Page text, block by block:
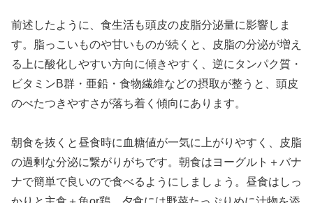
前述したように、食生活も頭皮の皮脂分泌量に影響しま
す。脂っこいものや甘いものが続くと、皮脂の分泌が増え
る上に酸化しやすい方向に傾きやすく、逆にタンパク質・
ビタミンB群・亜鉛・食物繊維などの摂取が整うと、頭皮
のべたつきやすさが落ち着く傾向にあります。
朝食を抜くと昼食時に血糖値が一気に上がりやすく、皮脂
の過剰な分泌に繋がりがちです。朝食はヨーグルト＋バナ
ナで簡単で良いので食べるようにしましょう。昼食はしっ